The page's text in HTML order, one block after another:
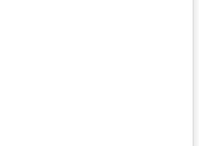
e 300.000 euro per lo sviluppo infrastrutturale